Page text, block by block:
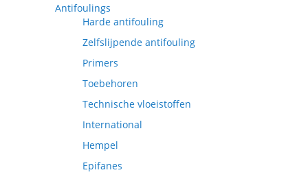
Antifoulings
Harde antifouling
Zelfslijpende antifouling
Primers
Toebehoren
Technische vloeistoffen
International
Hempel
Epifanes